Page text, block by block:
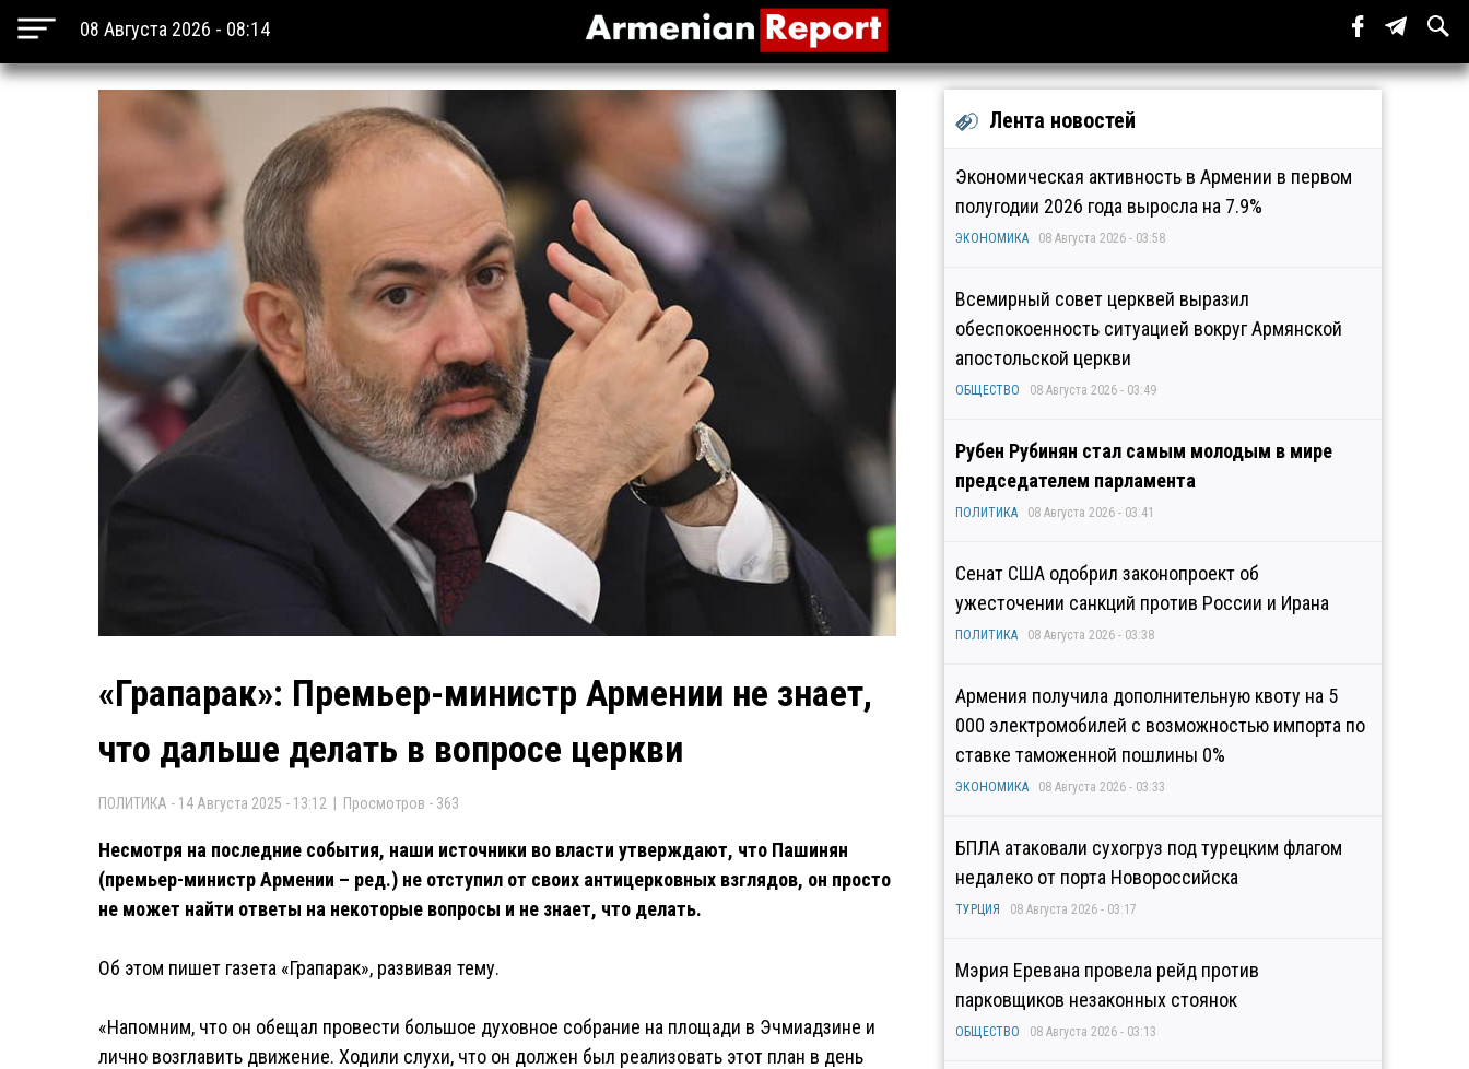
08 Августа 2026 - 08:14
«Грапарак»: Премьер-министр Армении не знает,
что дальше делать в вопросе церкви
ПОЛИТИКА - 14 Августа 2025 - 13:12 | Просмотров - 363
Несмотря на последние события, наши источники во власти утверждают, что Пашинян
(премьер-министр Армении – ред.) не отступил от своих антицерковных взглядов, он просто
не может найти ответы на некоторые вопросы и не знает, что делать.
Об этом пишет газета «Грапарак», развивая тему.
«Напомним, что он обещал провести большое духовное собрание на площади в Эчмиадзине и
лично возглавить движение. Ходили слухи, что он должен был реализовать этот план в день
Лента новостей
Экономическая активность в Армении в первом
полугодии 2026 года выросла на 7.9%
ЭКОНОМИКА 08 Августа 2026 - 03:58
Всемирный совет церквей выразил
обеспокоенность ситуацией вокруг Армянской
апостольской церкви
ОБЩЕСТВО 08 Августа 2026 - 03:49
Рубен Рубинян стал самым молодым в мире
председателем парламента
ПОЛИТИКА 08 Августа 2026 - 03:41
Сенат США одобрил законопроект об
ужесточении санкций против России и Ирана
ПОЛИТИКА 08 Августа 2026 - 03:38
Армения получила дополнительную квоту на 5
000 электромобилей с возможностью импорта по
ставке таможенной пошлины 0%
ЭКОНОМИКА 08 Августа 2026 - 03:33
БПЛА атаковали сухогруз под турецким флагом
недалеко от порта Новороссийска
ТУРЦИЯ 08 Августа 2026 - 03:17
Мэрия Еревана провела рейд против
парковщиков незаконных стоянок
ОБЩЕСТВО 08 Августа 2026 - 03:13